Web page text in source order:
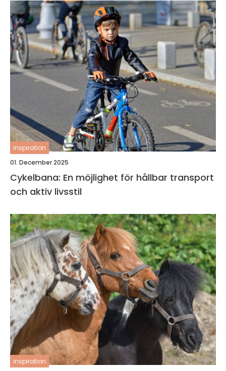
inspiration
01. December 2025
Cykelbana: En möjlighet för hållbar transport
och aktiv livsstil
inspiration